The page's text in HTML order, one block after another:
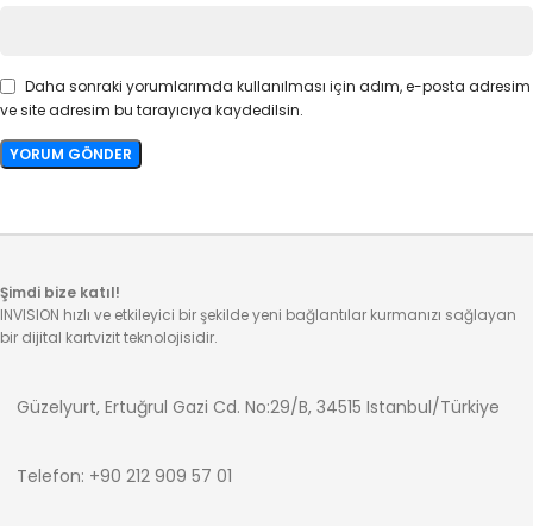
Daha sonraki yorumlarımda kullanılması için adım, e-posta adresim
ve site adresim bu tarayıcıya kaydedilsin.
Şimdi bize katıl!
INVISION hızlı ve etkileyici bir şekilde yeni bağlantılar kurmanızı sağlayan
bir dijital kartvizit teknolojisidir.
Güzelyurt, Ertuğrul Gazi Cd. No:29/B, 34515 Istanbul/Türkiye
Telefon: +90 212 909 57 01